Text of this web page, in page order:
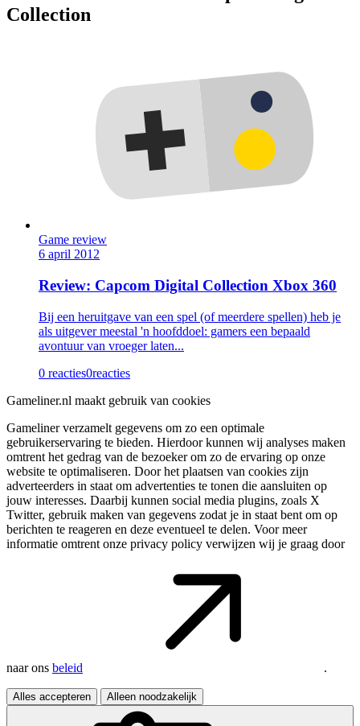
Collection
Game review
6 april 2012
Review: Capcom Digital Collection Xbox 360
Bij een heruitgave van een spel (of meerdere spellen) heb je
als uitgever meestal 'n hoofddoel: gamers een bepaald
avontuur van vroeger laten...
0 reacties0reacties
Gameliner.nl maakt gebruik van cookies
Gameliner verzamelt gegevens om zo een optimale
gebruikerservaring te bieden. Hierdoor kunnen wij analyses maken
omtrent het gedrag van de bezoeker om zo de ervaring op onze
website te optimaliseren. Door het plaatsen van cookies zijn
adverteerders in staat om advertenties te tonen die aansluiten op
jouw interesses. Daarbij kunnen social media plugins, zoals X
Twitter, gebruik maken van gegevens zodat je in staat bent om op
berichten te reageren en deze eventueel te delen. Voor meer
informatie omtrent onze privacy policy verwijzen wij je graag door
naar ons beleid .
Alles accepteren Alleen noodzakelijk